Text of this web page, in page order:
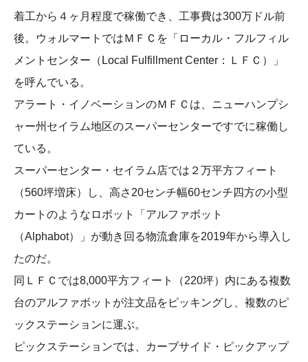
着工から４ヶ月程度で稼働でき、工事費は300万ドル前
後。ウォルマートではＭＦＣを「ローカル・フルフィル
メントセンター（Local Fulfillment Center：ＬＦＣ）」
を呼んでいる。
アラート・イノベーションのＭＦＣは、ニューハンプシ
ャー州セイラム地区のスーパーセンターですでに稼働し
ている。
スーパーセンター・セイラム店では２万平方フィート
（560坪増床）し、高さ20センチ幅60センチ四方の小型
カートのようなロボット「アルファボット
（Alphabot）」が動き回る物流倉庫を2019年から導入し
たのだ。
同ＬＦＣでは8,000平方フィート（220坪）内にある複数
台のアルファボットが注文品をピッキングし、複数のピ
ックステーションに運ぶ。
ピックステーションでは、カーブサイド・ピックアップ